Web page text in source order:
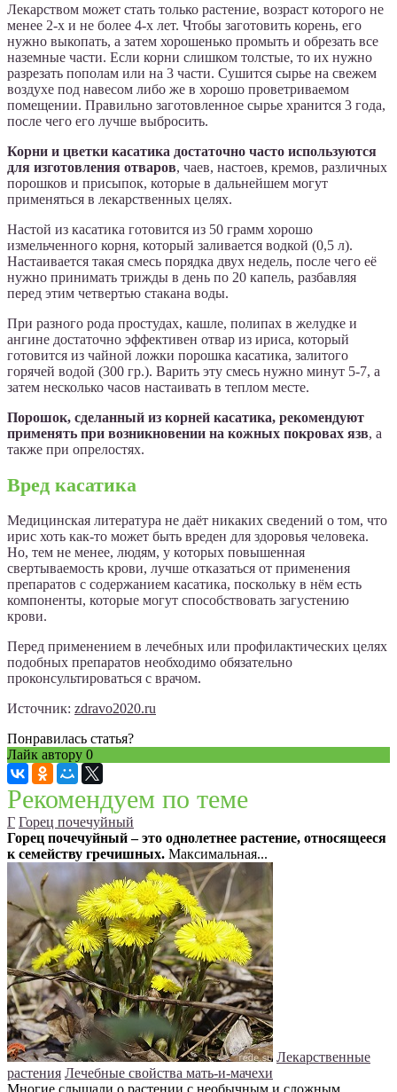
Лекарством может стать только растение, возраст которого не
менее 2-х и не более 4-х лет. Чтобы заготовить корень, его
нужно выкопать, а затем хорошенько промыть и обрезать все
наземные части. Если корни слишком толстые, то их нужно
разрезать пополам или на 3 части. Сушится сырье на свежем
воздухе под навесом либо же в хорошо проветриваемом
помещении. Правильно заготовленное сырье хранится 3 года,
после чего его лучше выбросить.
Корни и цветки касатика достаточно часто используются
для изготовления отваров, чаев, настоев, кремов, различных
порошков и присыпок, которые в дальнейшем могут
применяться в лекарственных целях.
Настой из касатика готовится из 50 грамм хорошо
измельченного корня, который заливается водкой (0,5 л).
Настаивается такая смесь порядка двух недель, после чего её
нужно принимать трижды в день по 20 капель, разбавляя
перед этим четвертью стакана воды.
При разного рода простудах, кашле, полипах в желудке и
ангине достаточно эффективен отвар из ириса, который
готовится из чайной ложки порошка касатика, залитого
горячей водой (300 гр.). Варить эту смесь нужно минут 5-7, а
затем несколько часов настаивать в теплом месте.
Порошок, сделанный из корней касатика, рекомендуют
применять при возникновении на кожных покровах язв, а
также при опрелостях.
Вред касатика
Медицинская литература не даёт никаких сведений о том, что
ирис хоть как-то может быть вреден для здоровья человека.
Но, тем не менее, людям, у которых повышенная
свертываемость крови, лучше отказаться от применения
препаратов с содержанием касатика, поскольку в нём есть
компоненты, которые могут способствовать загустению
крови.
Перед применением в лечебных или профилактических целях
подобных препаратов необходимо обязательно
проконсультироваться с врачом.
Источник: zdravo2020.ru
Понравилась статья?
Лайк автору 0
Рекомендуем по теме
Г Горец почечуйный
Горец почечуйный – это однолетнее растение, относящееся
к семейству гречишных. Максимальная...
Лекарственные
растения Лечебные свойства мать-и-мачехи